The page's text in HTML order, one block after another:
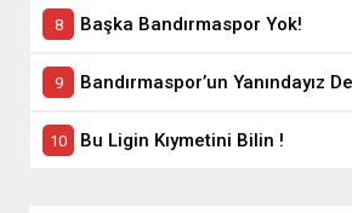
Başka Bandırmaspor Yok!
Bu Ligin Kıymetini Bilin !